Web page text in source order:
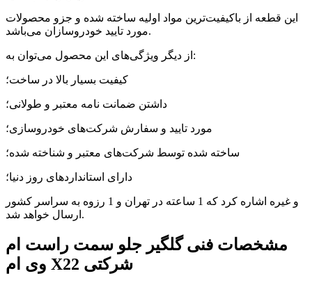
این قطعه از باکیفیت‌ترین مواد اولیه ساخته شده و جزو محصولات
مورد تایید خودروسازان می‌باشد.
از دیگر ویژگی‌های این محصول می‌توان به:
کیفیت بسیار بالا در ساخت؛
داشتن ضمانت نامه معتبر و طولانی؛
مورد تایید و سفارش شرکت‌های خودروسازی؛
ساخته شده توسط شرکت‌های معتبر و شناخته شده؛
دارای استانداردهای روز دنیا؛
و غیره اشاره کرد که 1 ساعته در تهران و 1 رزوه به سراسر کشور
ارسال خواهد شد.
مشخصات فنیگلگیر جلو سمت راست ام
وی ام X22 شرکتی